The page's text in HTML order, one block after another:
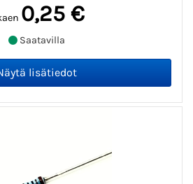
0,25 €
Saatavilla